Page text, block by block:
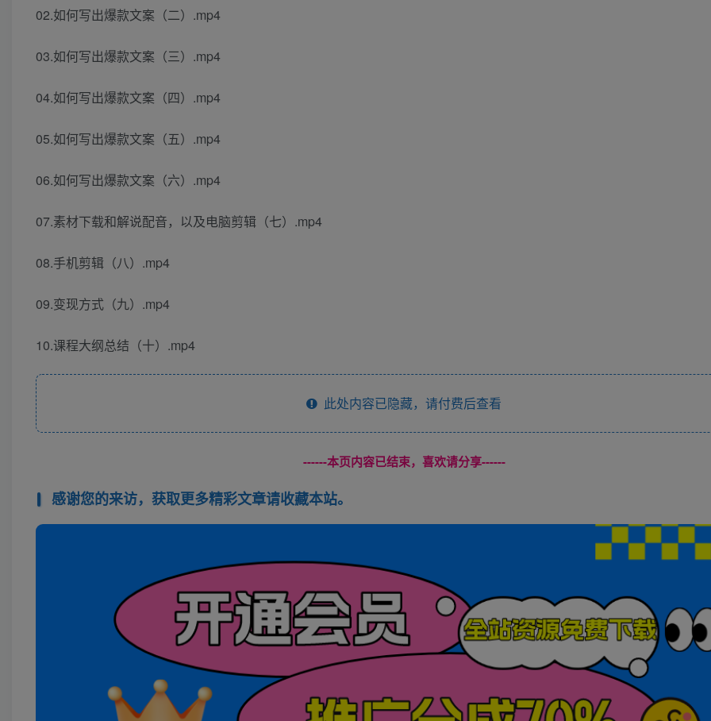
02.如何写出爆款文案（二）.mp4
03.如何写出爆款文案（三）.mp4
04.如何写出爆款文案（四）.mp4
05.如何写出爆款文案（五）.mp4
06.如何写出爆款文案（六）.mp4
07.素材下载和解说配音，以及电脑剪辑（七）.mp4
08.手机剪辑（八）.mp4
09.变现方式（九）.mp4
10.课程大纲总结（十）.mp4
此处内容已隐藏，请付费后查看
------本页内容已结束，喜欢请分享------
感谢您的来访，获取更多精彩文章请收藏本站。